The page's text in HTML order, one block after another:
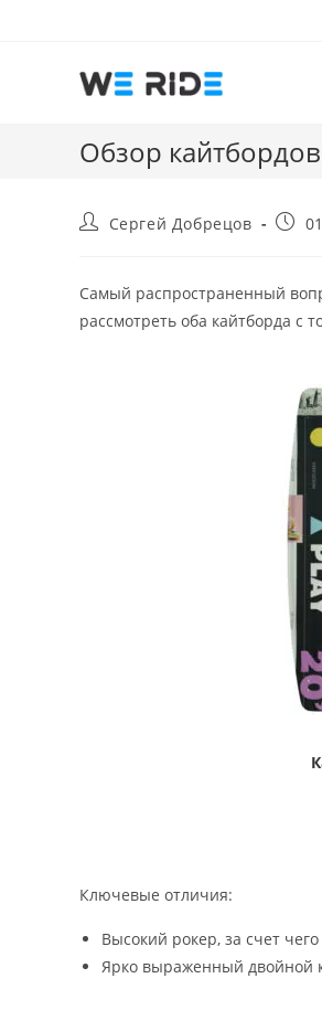
содержимому
Обзор
АвторСергей Добрецов
Самый распространенный
рассмотреть оба кайтборда с
Ключевые отличия:
Высокий рокер, за счет
Ярко выраженный двойной